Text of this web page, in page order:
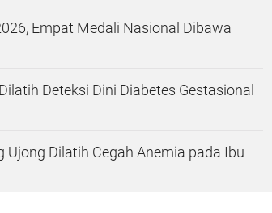
Empat Medali Nasional Dibawa
Deteksi Dini Diabetes Gestasional
Ujong Dilatih Cegah Anemia pada Ibu